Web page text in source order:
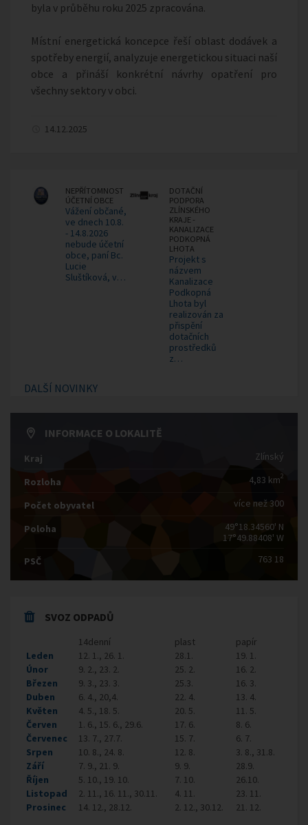
byla v průběhu roku 2025 zpracována.
Místní energetická koncepce řeší oblast dodávek a
spotřeby energií, analyzuje energetickou situaci naší
obce a přináší konkrétní návrhy opatření pro
všechny sektory v obci.
14.12.2025
NEPŘÍTOMNOST
ÚČETNÍ OBCE
Vážení občané,
ve dnech 10.8.
- 14.8.2026
nebude účetní
obce, paní Bc.
Lucie
Sluštíková, v…
DOTAČNÍ
PODPORA
ZLÍNSKÉHO
KRAJE -
KANALIZACE
PODKOPNÁ
LHOTA
Projekt s
názvem
Kanalizace
Podkopná
Lhota byl
realizován za
přispění
dotačních
prostředků
z…
DALŠÍ NOVINKY
INFORMACE O LOKALITĚ
Kraj Zlínský
Rozloha 4,83 km2
Počet obyvatel více než 300
Poloha
49°18.34560' N
17°49.88408' W
PSČ
763 18
SVOZ ODPADŮ
14denní plast
papír
Leden
12. 1., 26. 1. 28.1.
19. 1.
Únor
9. 2., 23. 2. 25. 2.
16. 2.
Březen
9. 3., 23. 3. 25.3.
16. 3.
Duben
6. 4., 20,4. 22. 4.
13. 4.
Květen
4. 5., 18. 5. 20. 5.
11. 5.
Červen
1. 6., 15. 6., 29.6. 17. 6.
8. 6.
Červenec
13. 7., 27.7. 15. 7.
6. 7.
Srpen
10. 8., 24. 8. 12. 8.
3. 8., 31.8.
Září
7. 9., 21. 9. 9. 9.
28.9.
Říjen
5. 10., 19. 10. 7. 10.
26.10.
Listopad
2. 11., 16. 11., 30.11. 4. 11.
23. 11.
Prosinec
14. 12., 28.12. 2. 12., 30.12. 21. 12.